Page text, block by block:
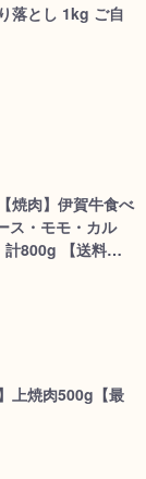
落とし 1kg ご自
焼肉】伊賀牛食べ
ス・モモ・カル
計800g 【送料無
上焼肉500g【最